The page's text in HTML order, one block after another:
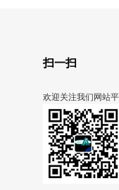
扫一扫
欢迎关注我们网站